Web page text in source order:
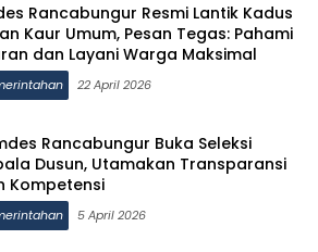
Rancabungur Resmi Lantik Kadus
Kaur Umum, Pesan Tegas: Pahami
dan Layani Warga Maksimal
22 April 2026
Rancabungur Buka Seleksi
Dusun, Utamakan Transparansi
Kompetensi
5 April 2026